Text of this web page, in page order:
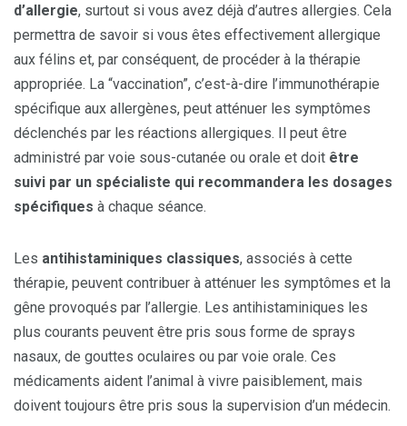
d’allergie, surtout si vous avez déjà d’autres allergies. Cela
permettra de savoir si vous êtes effectivement allergique
aux félins et, par conséquent, de procéder à la thérapie
appropriée. La “vaccination”, c’est-à-dire l’immunothérapie
spécifique aux allergènes, peut atténuer les symptômes
déclenchés par les réactions allergiques. Il peut être
administré par voie sous-cutanée ou orale et doit être
suivi par un spécialiste qui recommandera les dosages
spécifiques à chaque séance.
Les antihistaminiques classiques, associés à cette
thérapie, peuvent contribuer à atténuer les symptômes et la
gêne provoqués par l’allergie. Les antihistaminiques les
plus courants peuvent être pris sous forme de sprays
nasaux, de gouttes oculaires ou par voie orale. Ces
médicaments aident l’animal à vivre paisiblement, mais
doivent toujours être pris sous la supervision d’un médecin.